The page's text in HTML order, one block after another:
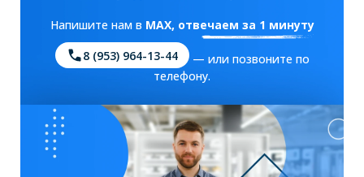
Напишите нам в MAX, отвечаем за 1 минуту
8 (953) 964-13-44
— или позвоните по
телефону.